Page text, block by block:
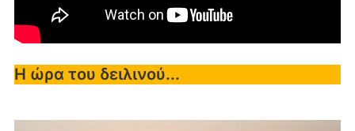
Η ώρα του δειλινού...